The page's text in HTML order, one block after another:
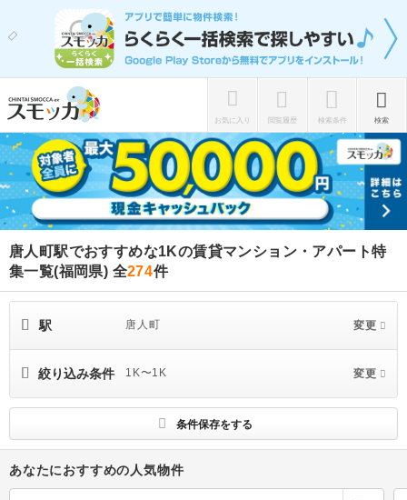
お気に入り 閲覧履歴 検索条件 検索
唐人町駅でおすすめな1Kの賃貸マンション・アパート特
集一覧(福岡県) 全274件
駅 唐人町 変更
絞り込み条件 1K〜1K 変更
条件保存をする
あなたにおすすめの人気物件